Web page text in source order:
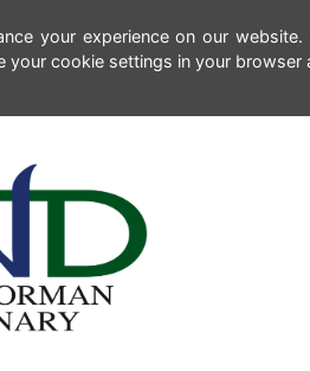
your experience on our
your cookie settings in your browser